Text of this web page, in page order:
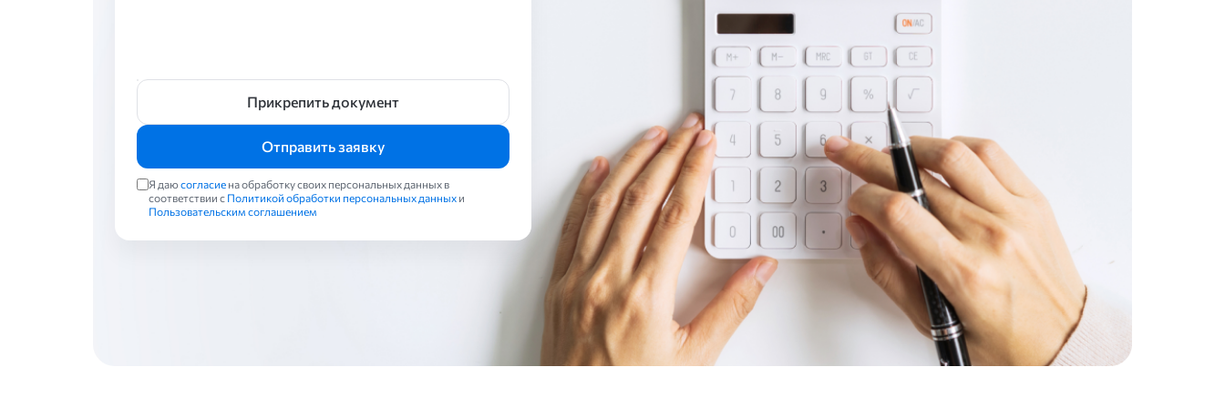
Прикрепить документ
Отправить заявку
Я даюсогласие на обработку своих персональных данных в
соответствии с Политикой обработки персональных данных и
Пользовательским соглашением